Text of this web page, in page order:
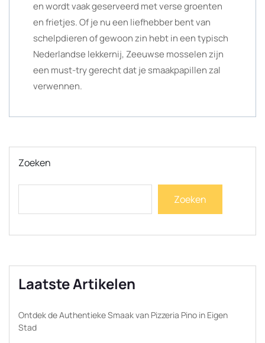
en wordt vaak geserveerd met verse groenten
en frietjes. Of je nu een liefhebber bent van
schelpdieren of gewoon zin hebt in een typisch
Nederlandse lekkernij, Zeeuwse mosselen zijn
een must-try gerecht dat je smaakpapillen zal
verwennen.
Zoeken
Zoeken
Laatste Artikelen
Ontdek de Authentieke Smaak van Pizzeria Pino in Eigen
Stad